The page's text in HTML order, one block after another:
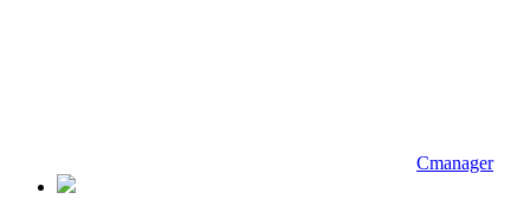
Cmanager